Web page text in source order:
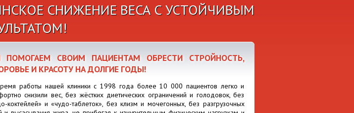
СНИЖЕНИЕ ВЕСА С УСТОЙЧИВЫМ
СВОИМ ПАЦИЕНТАМ ОБРЕСТИ СТРОЙНОСТЬ,
И КРАСОТУ НА ДОЛГИЕ ГОДЫ!
работы нашей клиники с 1998 года более 10 000 пациентов легко и
снизили вес, без жёстких диетических ограничений и голодовок, без
коктейлей» и «чудо-таблеток», без клизм и мочегонных, без разгрузочных